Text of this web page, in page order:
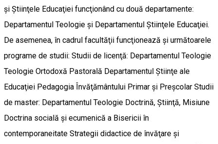
şi Ştiinţele Educaţiei funcţionând cu două departamente:
Departamentul Teologie şi Departamentul Ştiinţele Educaţiei.
De asemenea, în cadrul facultăţii funcţionează şi următoarele
programe de studii: Studii de licenţă: Departamentul Teologie
Teologie Ortodoxă Pastorală Departamentul Ştiinţe ale
Educaţiei Pedagogia Învăţământului Primar şi Preşcolar Studii
de master: Departamentul Teologie Doctrină, Ştiinţă, Misiune
Doctrina socială şi ecumenică a Bisericii în
contemporaneitate Strategii didactice de învăţare şi